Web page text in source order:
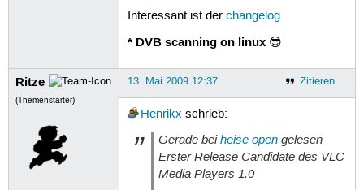
Interessant ist der changelog
* DVB scanning on linux😎
Ritze
(Themenstarter)
Zitieren
13. Mai 2009 12:37
Henrikx schrieb:
Gerade beiheise opengelesen
Erster Release Candidate des VLC
Media Players 1.0